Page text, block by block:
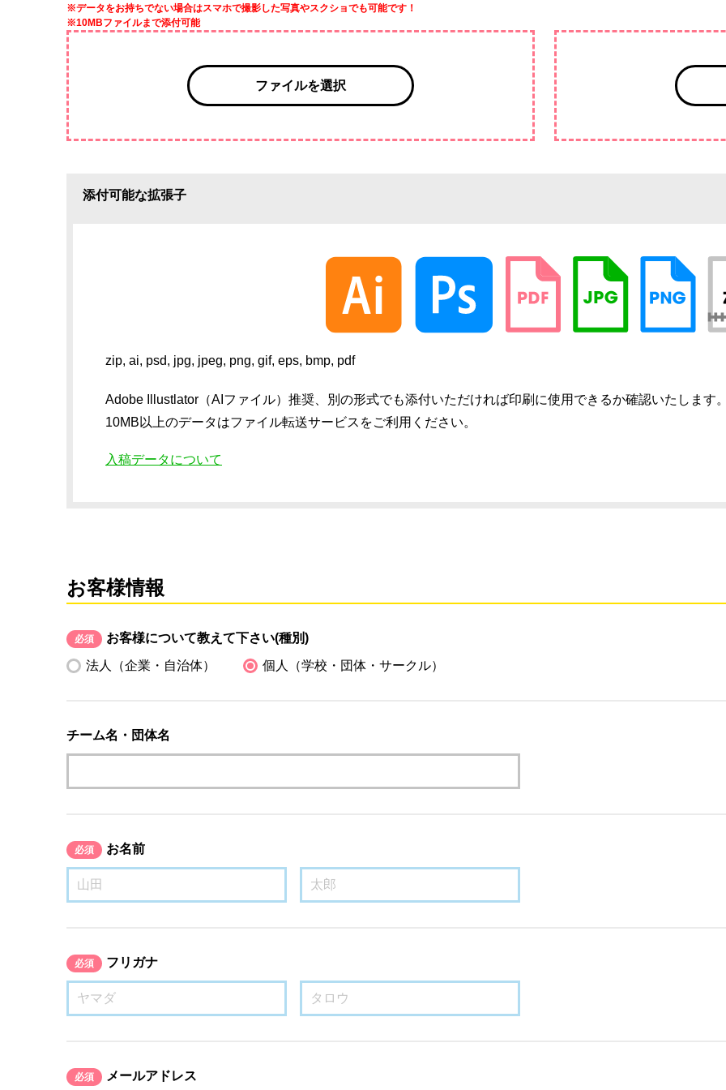
※データをお持ちでない場合はスマホで撮影した写真やスクショでも可能です！
※10MBファイルまで添付可能
ファイルを選択
添付可能な拡張子
zip, ai, psd, jpg, jpeg, png, gif, eps, bmp, pdf
Adobe Illustlator（AIファイル）推奨、別の形式でも添付いただければ印刷に使用できるか確認いたします
10MB以上のデータはファイル転送サービスをご利用ください。
入稿データについて
お客様情報
必須
お客様について教えて下さい(種別)
法人（企業・自治体）
個人（学校・団体・サークル）
チーム名・団体名
必須 お名前
必須 フリガナ
必須 メールアドレス